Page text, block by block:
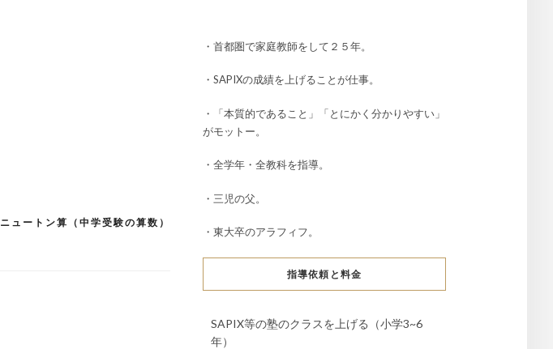
ニュートン算（中学受験の算数）
・首都圏で家庭教師をして２５年。
・SAPIXの成績を上げることが仕事。
・「本質的であること」「とにかく分かりやすい」
がモットー。
・全学年・全教科を指導。
・三児の父。
・東大卒のアラフィフ。
指導依頼と料金
SAPIX等の塾のクラスを上げる（小学3~6
年）